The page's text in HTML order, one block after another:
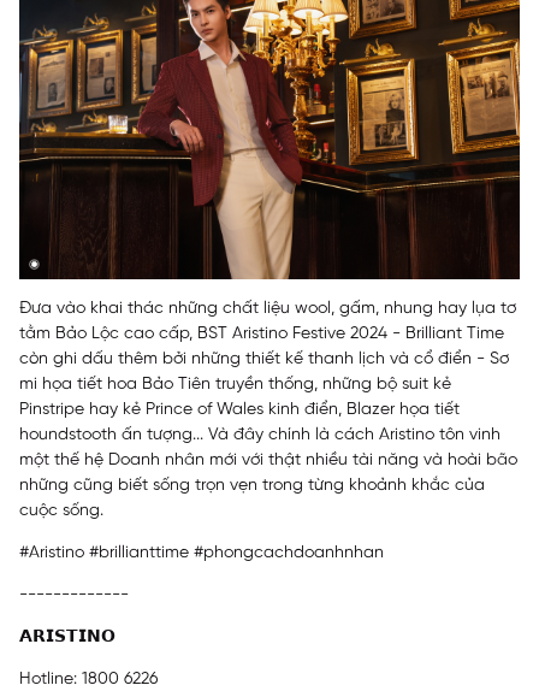
Đưa vào khai thác những chất liệu wool, gấm, nhung hay lụa tơ
tằm Bảo Lộc cao cấp, BST Aristino Festive 2024 - Brilliant Time
còn ghi dấu thêm bởi những thiết kế thanh lịch và cổ điển - Sơ
mi họa tiết hoa Bảo Tiên truyền thống, những bộ suit kẻ
Pinstripe hay kẻ Prince of Wales kinh điển, Blazer họa tiết
houndstooth ấn tượng... Và đây chính là cách Aristino tôn vinh
một thế hệ Doanh nhân mới với thật nhiều tài năng và hoài bão
những cũng biết sống trọn vẹn trong từng khoảnh khắc của
cuộc sống.
#Aristino #brillianttime #phongcachdoanhnhan
-------------
𝗔𝗥𝗜𝗦𝗧𝗜𝗡𝗢
Hotline: 1800 6226